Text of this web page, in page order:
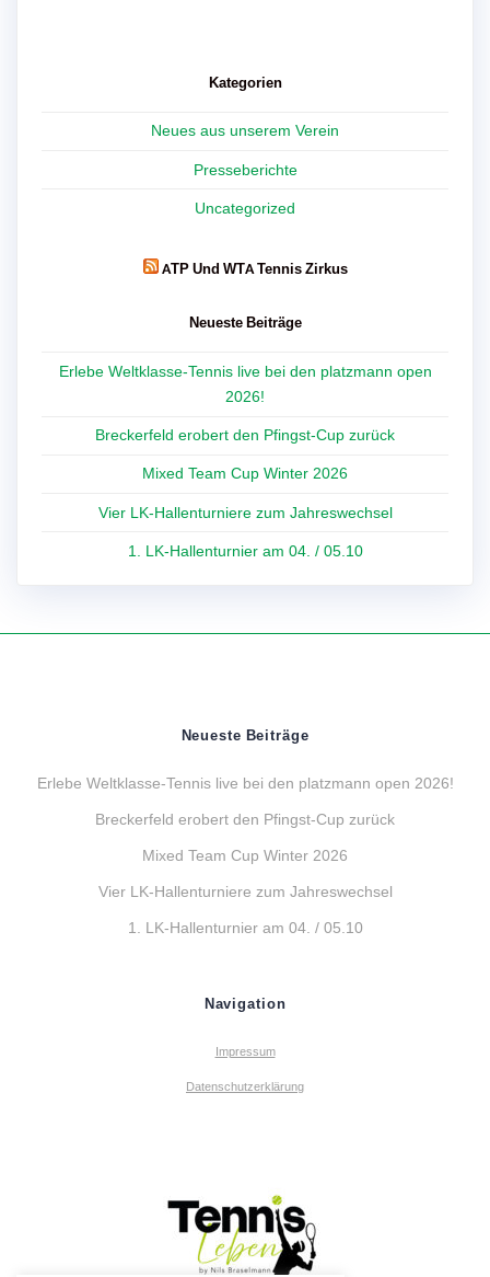
Kategorien
Neues aus unserem Verein
Presseberichte
Uncategorized
ATP Und WTA Tennis Zirkus
Neueste Beiträge
Erlebe Weltklasse-Tennis live bei den platzmann open
2026!
Breckerfeld erobert den Pfingst-Cup zurück
Mixed Team Cup Winter 2026
Vier LK-Hallenturniere zum Jahreswechsel
1. LK-Hallenturnier am 04. / 05.10
Neueste Beiträge
Erlebe Weltklasse-Tennis live bei den platzmann open 2026!
Breckerfeld erobert den Pfingst-Cup zurück
Mixed Team Cup Winter 2026
Vier LK-Hallenturniere zum Jahreswechsel
1. LK-Hallenturnier am 04. / 05.10
Navigation
Impressum
Datenschutzerklärung